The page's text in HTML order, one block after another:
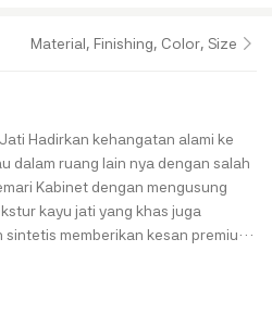
Material, Finishing, Color, Size
ke
dalam ruang lain nya dengan salah
Kabinet dengan mengusung
kayu jati yang khas juga
memberikan kesan premium
tetapi juga investasi furniture yang